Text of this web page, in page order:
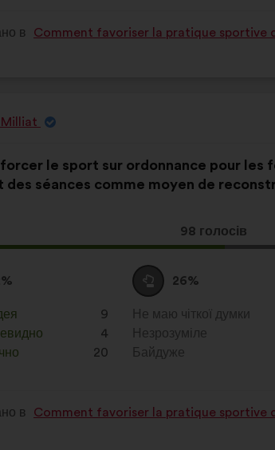
в
Comment favoriser la pratique sportive
le sport sur ordonnance pour les
des séances comme moyen de
Ця
пропозиція
98 голосів
9
4
20
Утримуюся
:
26%
Ця
пропозиція
була
оцінена
Не маю чіткої думки
:разів
Незрозуміле
:разів
Байдуже
:разів
в
Comment favoriser la pratique sportive